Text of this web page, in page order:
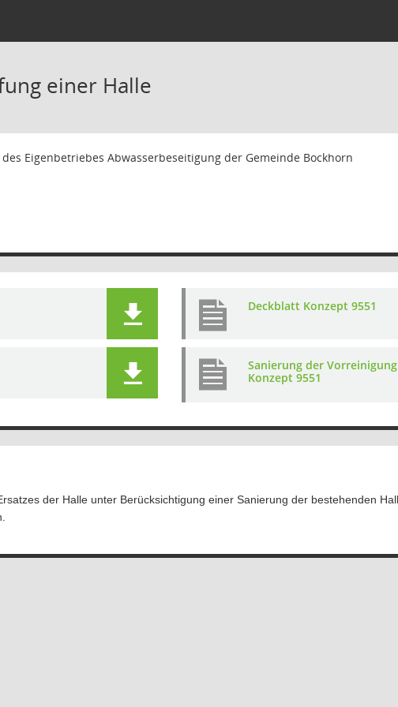
einer Halle
Eigenbetriebes Abwasserbeseitigung der Gemeinde Bockhorn
Deckblatt Konzept 9551
Sanierung der Vorreinigung
Konzept 9551
der Halle unter Berücksichtigung einer Sanierung der bestehenden